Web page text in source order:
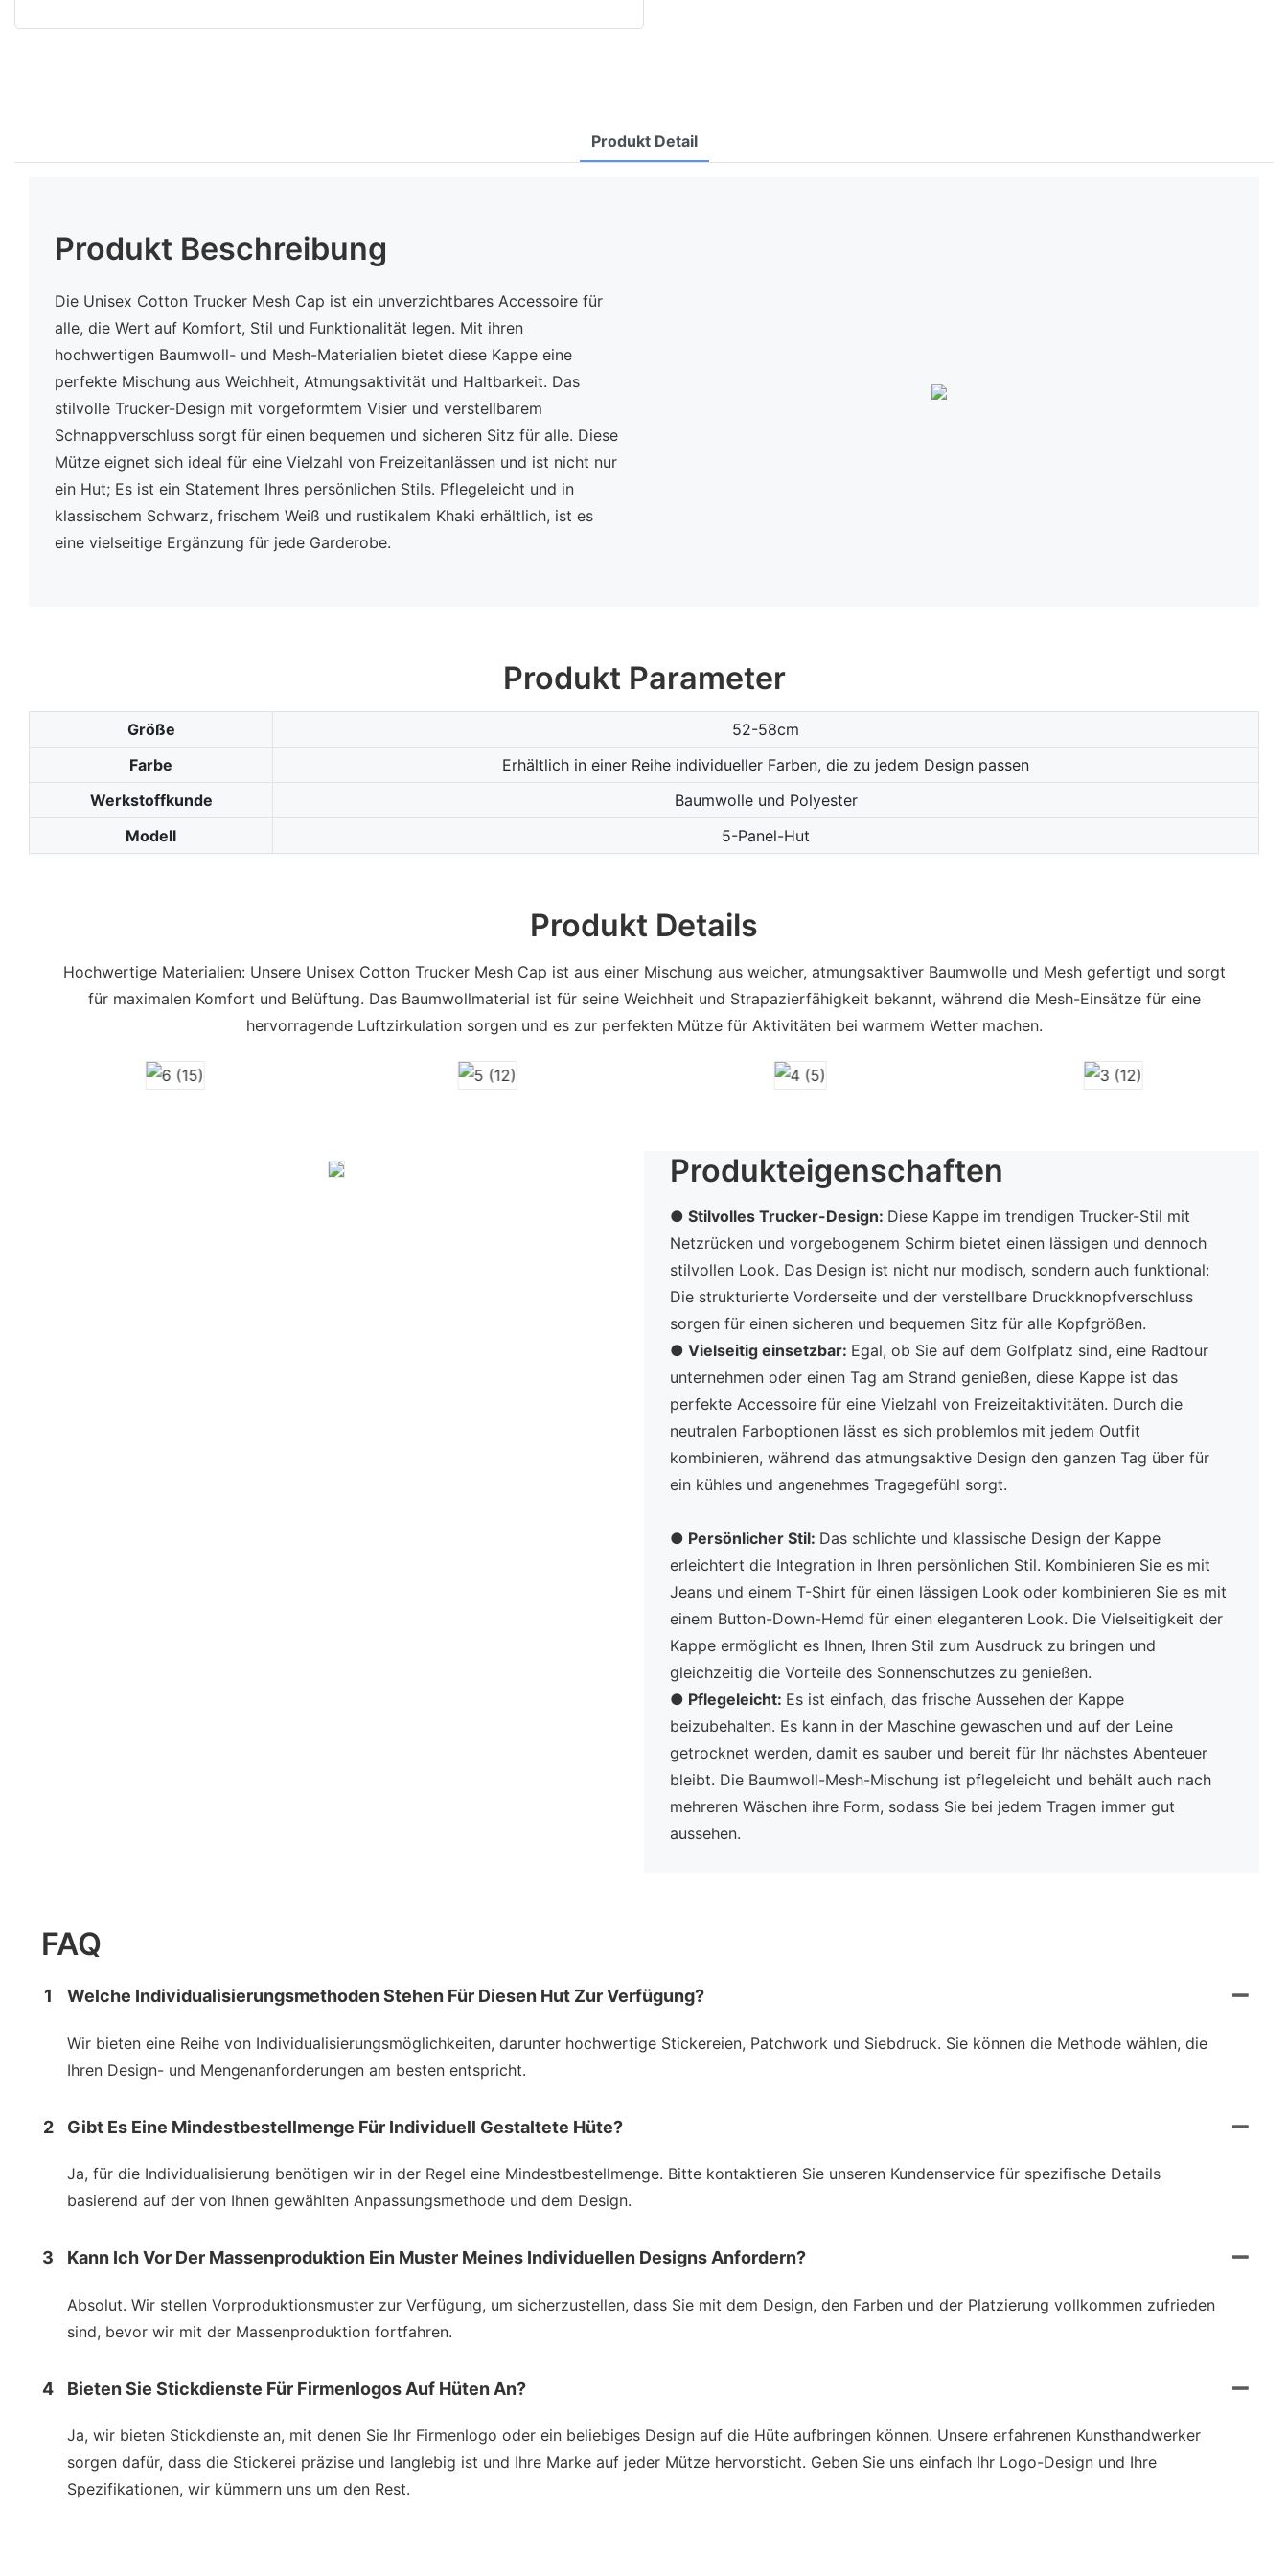
Produkt Detail
Produkt Beschreibung
Die Unisex Cotton Trucker Mesh Cap ist ein unverzichtbares Accessoire für
alle, die Wert auf Komfort, Stil und Funktionalität legen. Mit ihren
hochwertigen Baumwoll- und Mesh-Materialien bietet diese Kappe eine
perfekte Mischung aus Weichheit, Atmungsaktivität und Haltbarkeit. Das
stilvolle Trucker-Design mit vorgeformtem Visier und verstellbarem
Schnappverschluss sorgt für einen bequemen und sicheren Sitz für alle. Diese
Mütze eignet sich ideal für eine Vielzahl von Freizeitanlässen und ist nicht nur
ein Hut; Es ist ein Statement Ihres persönlichen Stils. Pflegeleicht und in
klassischem Schwarz, frischem Weiß und rustikalem Khaki erhältlich, ist es
eine vielseitige Ergänzung für jede Garderobe.
Produkt Parameter
Größe
52-58cm
Farbe
Erhältlich in einer Reihe individueller Farben, die zu jedem Design passen
Werkstoffkunde
Baumwolle und Polyester
Modell
5-Panel-Hut
Produkt Details
Hochwertige Materialien: Unsere Unisex Cotton Trucker Mesh Cap ist aus einer Mischung aus weicher, atmungsaktiver Baumwolle und Mesh gefertigt und sorgt
für maximalen Komfort und Belüftung. Das Baumwollmaterial ist für seine Weichheit und Strapazierfähigkeit bekannt, während die Mesh-Einsätze für eine
hervorragende Luftzirkulation sorgen und es zur perfekten Mütze für Aktivitäten bei warmem Wetter machen.
Produkteigenschaften
● Stilvolles Trucker-Design: Diese Kappe im trendigen Trucker-Stil mit
Netzrücken und vorgebogenem Schirm bietet einen lässigen und dennoch
stilvollen Look. Das Design ist nicht nur modisch, sondern auch funktional:
Die strukturierte Vorderseite und der verstellbare Druckknopfverschluss
sorgen für einen sicheren und bequemen Sitz für alle Kopfgrößen.
● Vielseitig einsetzbar: Egal, ob Sie auf dem Golfplatz sind, eine Radtour
unternehmen oder einen Tag am Strand genießen, diese Kappe ist das
perfekte Accessoire für eine Vielzahl von Freizeitaktivitäten. Durch die
neutralen Farboptionen lässt es sich problemlos mit jedem Outfit
kombinieren, während das atmungsaktive Design den ganzen Tag über für
ein kühles und angenehmes Tragegefühl sorgt.
● Persönlicher Stil: Das schlichte und klassische Design der Kappe
erleichtert die Integration in Ihren persönlichen Stil. Kombinieren Sie es mit
Jeans und einem T-Shirt für einen lässigen Look oder kombinieren Sie es mit
einem Button-Down-Hemd für einen eleganteren Look. Die Vielseitigkeit der
Kappe ermöglicht es Ihnen, Ihren Stil zum Ausdruck zu bringen und
gleichzeitig die Vorteile des Sonnenschutzes zu genießen.
● Pflegeleicht: Es ist einfach, das frische Aussehen der Kappe
beizubehalten. Es kann in der Maschine gewaschen und auf der Leine
getrocknet werden, damit es sauber und bereit für Ihr nächstes Abenteuer
bleibt. Die Baumwoll-Mesh-Mischung ist pflegeleicht und behält auch nach
mehreren Wäschen ihre Form, sodass Sie bei jedem Tragen immer gut
aussehen.
FAQ
1 Welche Individualisierungsmethoden Stehen Für Diesen Hut Zur Verfügung?
Wir bieten eine Reihe von Individualisierungsmöglichkeiten, darunter hochwertige Stickereien, Patchwork und Siebdruck. Sie können die Methode wählen, die
Ihren Design- und Mengenanforderungen am besten entspricht.
2 Gibt Es Eine Mindestbestellmenge Für Individuell Gestaltete Hüte?
Ja, für die Individualisierung benötigen wir in der Regel eine Mindestbestellmenge. Bitte kontaktieren Sie unseren Kundenservice für spezifische Details
basierend auf der von Ihnen gewählten Anpassungsmethode und dem Design.
3 Kann Ich Vor Der Massenproduktion Ein Muster Meines Individuellen Designs Anfordern?
Absolut. Wir stellen Vorproduktionsmuster zur Verfügung, um sicherzustellen, dass Sie mit dem Design, den Farben und der Platzierung vollkommen zufrieden
sind, bevor wir mit der Massenproduktion fortfahren.
4 Bieten Sie Stickdienste Für Firmenlogos Auf Hüten An?
Ja, wir bieten Stickdienste an, mit denen Sie Ihr Firmenlogo oder ein beliebiges Design auf die Hüte aufbringen können. Unsere erfahrenen Kunsthandwerker
sorgen dafür, dass die Stickerei präzise und langlebig ist und Ihre Marke auf jeder Mütze hervorsticht. Geben Sie uns einfach Ihr Logo-Design und Ihre
Spezifikationen, wir kümmern uns um den Rest.